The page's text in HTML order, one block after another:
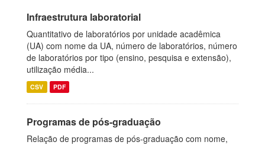
Infraestrutura laboratorial
Quantitativo de laboratórios por unidade acadêmica
(UA) com nome da UA, número de laboratórios, número
de laboratórios por tipo (ensino, pesquisa e extensão),
utilização média...
CSV PDF
Programas de pós-graduação
Relação de programas de pós-graduação com nome,